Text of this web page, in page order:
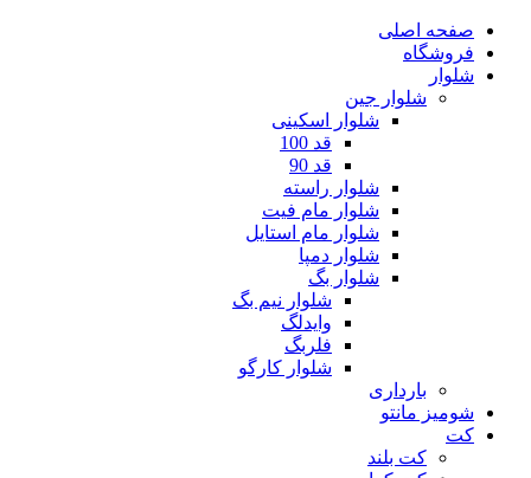
صفحه اصلی
فروشگاه
شلوار
شلوار جین
شلوار اسکینی
قد 100
قد 90
شلوار راسته
شلوار مام فیت
شلوار مام استایل
شلوار دمپا
شلوار بگ
شلوار نیم بگ
وایدلگ
فلربگ
شلوار کارگو
بارداری
شومیز مانتو
کت
کت بلند